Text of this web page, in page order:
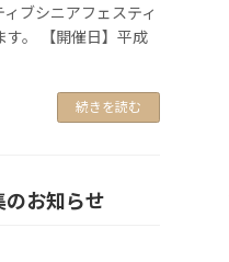
ブシニアフェスティ
。 【開催日】平成
続きを読む
お知らせ